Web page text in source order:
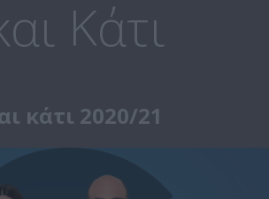
Κάτι
κάτι 2020/21